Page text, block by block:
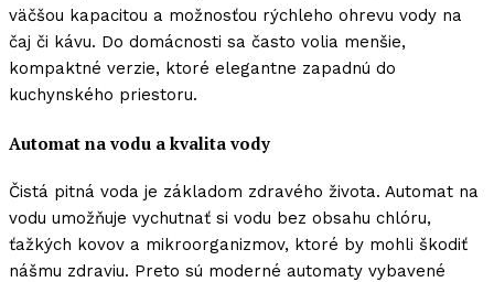
väčšou kapacitou a možnosťou rýchleho ohrevu vody na
čaj či kávu. Do domácnosti sa často volia menšie,
kompaktné verzie, ktoré elegantne zapadnú do
kuchynského priestoru.
Automat na vodu a kvalita vody
Čistá pitná voda je základom zdravého života. Automat na
vodu umožňuje vychutnať si vodu bez obsahu chlóru,
ťažkých kovov a mikroorganizmov, ktoré by mohli škodiť
nášmu zdraviu. Preto sú moderné automaty vybavené